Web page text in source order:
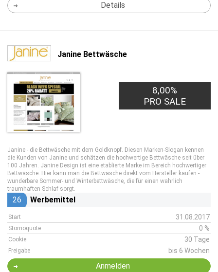
Details
Janine Bettwäsche
8,00%
PRO SALE
Janine - die Bettwäsche mit dem Goldknopf. Diesen Marken-Slogan kennen
die Kunden von Janine und schätzen die hochwertige Bettwäsche seit über
100 Jahren. Janine Design ist eine etablierte Marke im Bereich hochwertiger
Bettwäsche. Hier kann man die Bettwäsche direkt vom Hersteller kaufen -
wunderbare Sommer- und Winterbettwäsche, die für einen wahrlich
traumhaften Schlaf sorgt.
26 Werbemittel
Start 31.08.2017
Stornoquote 0 %
Cookie 30 Tage
Freigabe bis 6 Wochen
Anmelden